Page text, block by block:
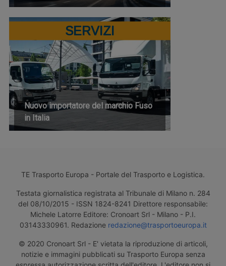
SERVIZI
Nuovo importatore del marchio Fuso
in Italia
TE Trasporto Europa - Portale del Trasporto e Logistica.
Testata giornalistica registrata al Tribunale di Milano n. 284
del 08/10/2015 - ISSN 1824-8241 Direttore responsabile:
Michele Latorre Editore: Cronoart Srl - Milano - P.I.
03143330961. Redazione redazione@trasportoeuropa.it
© 2020 Cronoart Srl - E' vietata la riproduzione di articoli,
notizie e immagini pubblicati su Trasporto Europa senza